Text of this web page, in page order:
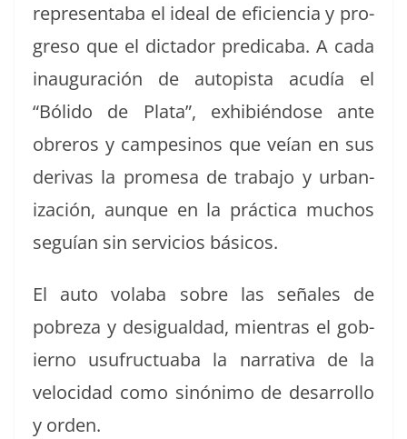
rep­re­senta­ba el ide­al de efi­cien­cia y pro­
gre­so que el dic­ta­dor pred­i­ca­ba. A cada
inau­gu­ración de autopista acud­ía el
“Bóli­do de Pla­ta”, exhibién­dose ante
obreros y campesinos que veían en sus
derivas la prome­sa de tra­ba­jo y urban­
ización, aunque en la prác­ti­ca muchos
seguían sin ser­vi­cios básicos.
El auto vola­ba sobre las señales de
pobreza y desigual­dad, mien­tras el gob­
ier­no usufruc­tu­a­ba la nar­ra­ti­va de la
veloci­dad como sinón­i­mo de desar­rol­lo
y orden.